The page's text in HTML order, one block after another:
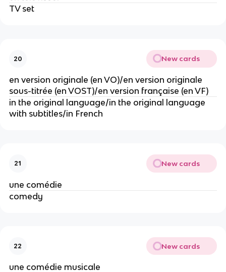
TV set
20 New cards
en version originale (en VO)/en version originale
sous-titrée (en VOST)/en version française (en VF)
in the original language/in the original language
with subtitles/in French
21 New cards
une comédie
comedy
22 New cards
une comédie musicale